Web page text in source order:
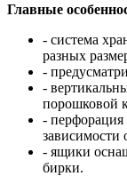
Главные
- система
разных
-
-
порошковой
- перфорация
зависимости
- ящики
бирки.